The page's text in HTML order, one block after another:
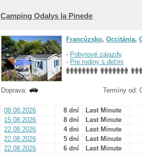
Camping Odalys la Pinede
Francúzsko,Occitánia,
- Pobytové zájazdy
- Pre rodiny s deťmi
Doprava:
Termíny od:
08.08.2026 8 dní Last Minute
15.08.2026
8 dní Last Minute
22.08.2026
4 dni Last Minute
22.08.2026
5 dní Last Minute
22.08.2026
6 dní Last Minute